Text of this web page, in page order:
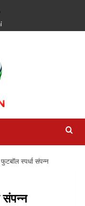
स्पर्धा संपन्न
संपन्न